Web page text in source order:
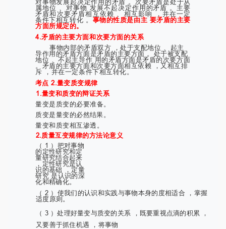
属地位 、对事物 发展不起决定作用的矛盾 。主要
矛盾和次要矛盾相互依赖 、相互影响 ，并在一定
条件下相互转化 。事物的性质是由主 要矛盾的主要
方面所规定的。
4.矛盾的主要方面和次要方面的关系
事物内部的矛盾双方 ，处于支配地位 、起主
导作用的矛盾方面是矛盾的主要方面 。处于被支配
地位 、不起主导作 用的矛盾方面是矛盾的次要方面
。矛盾的主要方面和次要方面相互依赖 ，又相互排
斥 ，并在一定条件下相互转化。
考点 2.量变质变规律
1.量变和质变的辩证关系
量变是质变的必要准备。
质变是量变的必然结果。
量变和质变相互渗透。
2.质量互变规律的方法论意义
（ 1 ）把对事物
的定性研究和定
量研究结合起来
，定性研究是认
识的基础 ，定量
研究 是认识的深
化和精确化。
（ 2 ）使我们的认识和实践与事物本身的度相适合 ，掌握
适度原则。
（ 3 ）处理好量变与质变的关系 ，既要重视点滴的积累 ，
又要善于抓住机遇 ，将事物